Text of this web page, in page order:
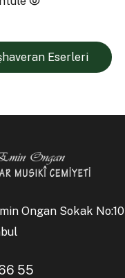
Eserleri
Ongan Sokak No:10
55